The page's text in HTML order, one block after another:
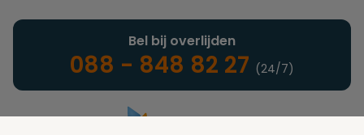
Bel bij overlijden
088 - 848 82 27 (24/7)